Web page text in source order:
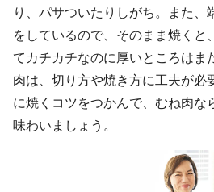
り、パサついたりしがち。また、
をしているので、そのまま焼くと
てカチカチなのに厚いところはま
肉は、切り方や焼き方に工夫が必
に焼くコツをつかんで、むね肉な
味わいましょう。